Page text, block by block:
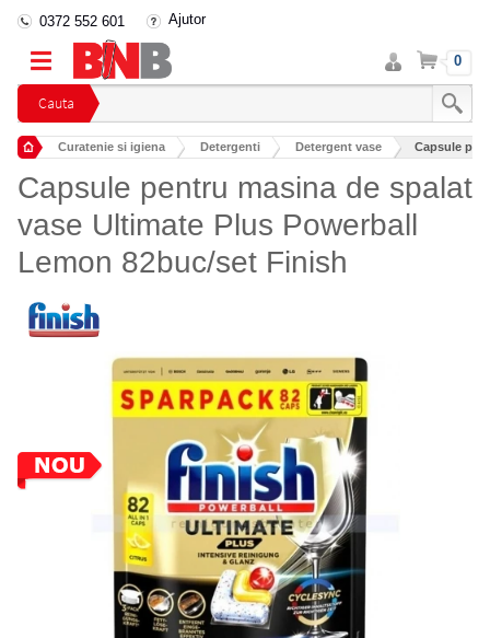
Cauta
0372 552 601 Ajutor
Intra
in
cont
Cos 0
Curatenie si igiena Detergenti Detergent vase Capsule
Capsule pentru masina de spalat
vase Ultimate Plus Powerball
Lemon 82buc/set Finish